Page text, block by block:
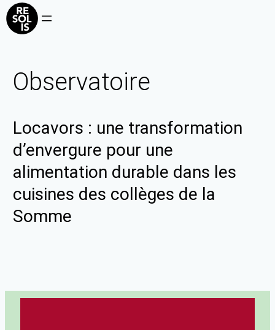
Observatoire
Locavors : une transformation
d’envergure pour une
alimentation durable dans les
cuisines des collèges de la
Somme